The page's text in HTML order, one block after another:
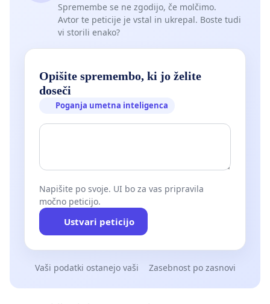
Spremembe se ne zgodijo, če molčimo.
Avtor te peticije je vstal in ukrepal. Boste tudi
vi storili enako?
Opišite spremembo, ki jo želite
doseči
Poganja umetna inteligenca
Napišite po svoje. UI bo za vas pripravila
močno peticijo.
Ustvari peticijo
Vaši podatki ostanejo vaši Zasebnost po zasnovi